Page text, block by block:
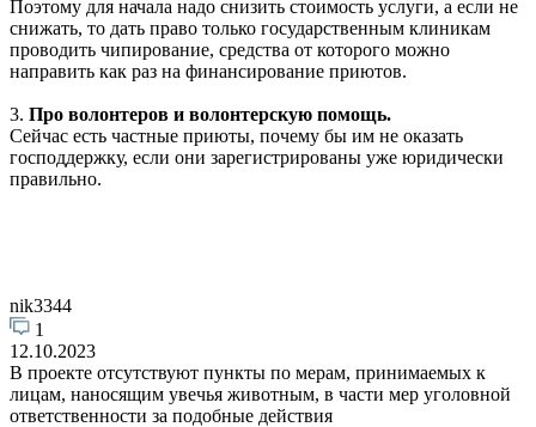
Поэтому для начала надо снизить стоимость услуги, а если не
снижать, то дать право только государственным клиникам
проводить чипирование, средства от которого можно
направить как раз на финансирование приютов.
3. Про волонтеров и волонтерскую помощь.
Сейчас есть частные приюты, почему бы им не оказать
господдержку, если они зарегистрированы уже юридически
правильно.
nik3344
1
12.10.2023
В проекте отсутствуют пункты по мерам, принимаемых к
лицам, наносящим увечья животным, в части мер уголовной
ответственности за подобные действия